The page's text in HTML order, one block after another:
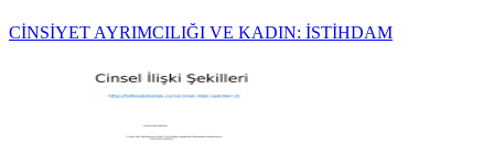
CİNSİYET AYRIMCILIĞI VE KADIN: İSTİHDAM